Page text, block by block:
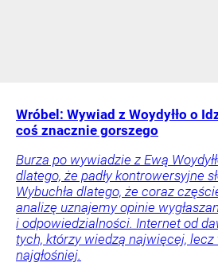
Wróbel: Wywiad z Woydyłło o
coś znacznie gorszego
Burza po wywiadzie z Ewą
dlatego, że padły kontrowersyjne
Wybuchła dlatego, że coraz
analizę uznajemy opinie
i odpowiedzialności. Internet od
tych, którzy wiedzą najwięcej,
najgłośniej.